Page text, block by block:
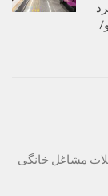
۱۰۰ درصدی تسهیلات مشاغل خانگی